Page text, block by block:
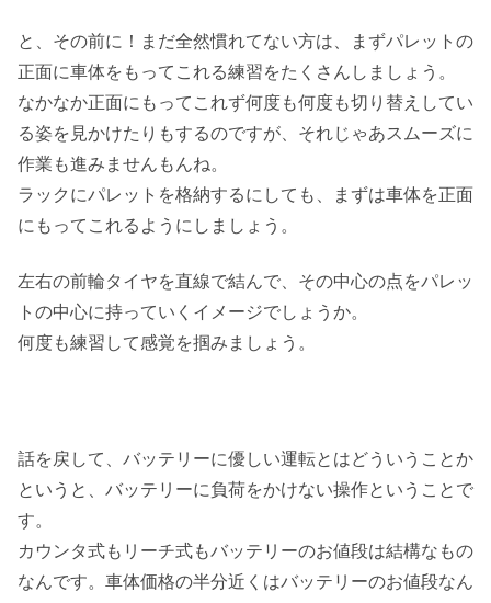
と、その前に！まだ全然慣れてない方は、まずパレットの
正面に車体をもってこれる練習をたくさんしましょう。
なかなか正面にもってこれず何度も何度も切り替えしてい
る姿を見かけたりもするのですが、それじゃあスムーズに
作業も進みませんもんね。
ラックにパレットを格納するにしても、まずは車体を正面
にもってこれるようにしましょう。
左右の前輪タイヤを直線で結んで、その中心の点をパレッ
トの中心に持っていくイメージでしょうか。
何度も練習して感覚を掴みましょう。
話を戻して、バッテリーに優しい運転とはどういうことか
というと、バッテリーに負荷をかけない操作ということで
す。
カウンタ式もリーチ式もバッテリーのお値段は結構なもの
なんです。車体価格の半分近くはバッテリーのお値段なん